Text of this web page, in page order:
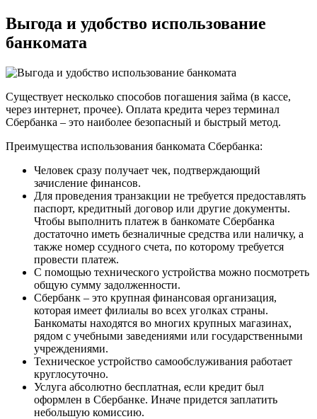
Выгода и удобство использование
банкомата
Существует несколько способов погашения займа (в кассе,
через интернет, прочее). Оплата кредита через терминал
Сбербанка – это наиболее безопасный и быстрый метод.
Преимущества использования банкомата Сбербанка:
Человек сразу получает чек, подтверждающий
зачисление финансов.
Для проведения транзакции не требуется предоставлять
паспорт, кредитный договор или другие документы.
Чтобы выполнить платеж в банкомате Сбербанка
достаточно иметь безналичные средства или наличку, а
также номер ссудного счета, по которому требуется
провести платеж.
С помощью технического устройства можно посмотреть
общую сумму задолженности.
Сбербанк – это крупная финансовая организация,
которая имеет филиалы во всех уголках страны.
Банкоматы находятся во многих крупных магазинах,
рядом с учебными заведениями или государственными
учреждениями.
Техническое устройство самообслуживания работает
круглосуточно.
Услуга абсолютно бесплатная, если кредит был
оформлен в Сбербанке. Иначе придется заплатить
небольшую комиссию.